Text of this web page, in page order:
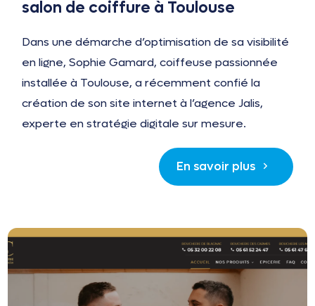
salon de coiffure à Toulouse
Dans une démarche d’optimisation de sa visibilité
en ligne, Sophie Gamard, coiffeuse passionnée
installée à Toulouse, a récemment confié la
création de son site internet à l’agence Jalis,
experte en stratégie digitale sur mesure.
En savoir plus